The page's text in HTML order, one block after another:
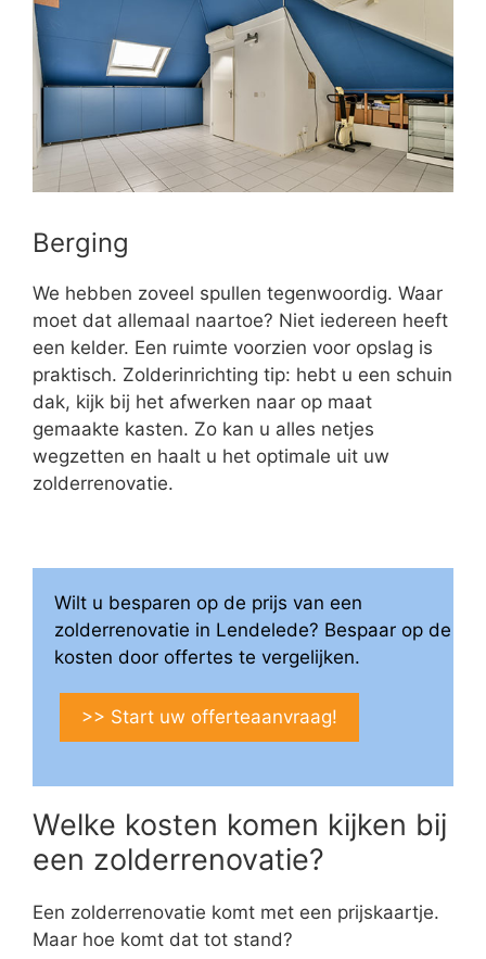
Berging
We hebben zoveel spullen tegenwoordig. Waar
moet dat allemaal naartoe? Niet iedereen heeft
een kelder. Een ruimte voorzien voor opslag is
praktisch. Zolderinrichting tip: hebt u een schuin
dak, kijk bij het afwerken naar op maat
gemaakte kasten. Zo kan u alles netjes
wegzetten en haalt u het optimale uit uw
zolderrenovatie.
Wilt u besparen op de prijs van een
zolderrenovatie in Lendelede? Bespaar op de
kosten door offertes te vergelijken.
>> Start uw offerteaanvraag!
Welke kosten komen kijken bij
een zolderrenovatie?
Een zolderrenovatie komt met een prijskaartje.
Maar hoe komt dat tot stand?